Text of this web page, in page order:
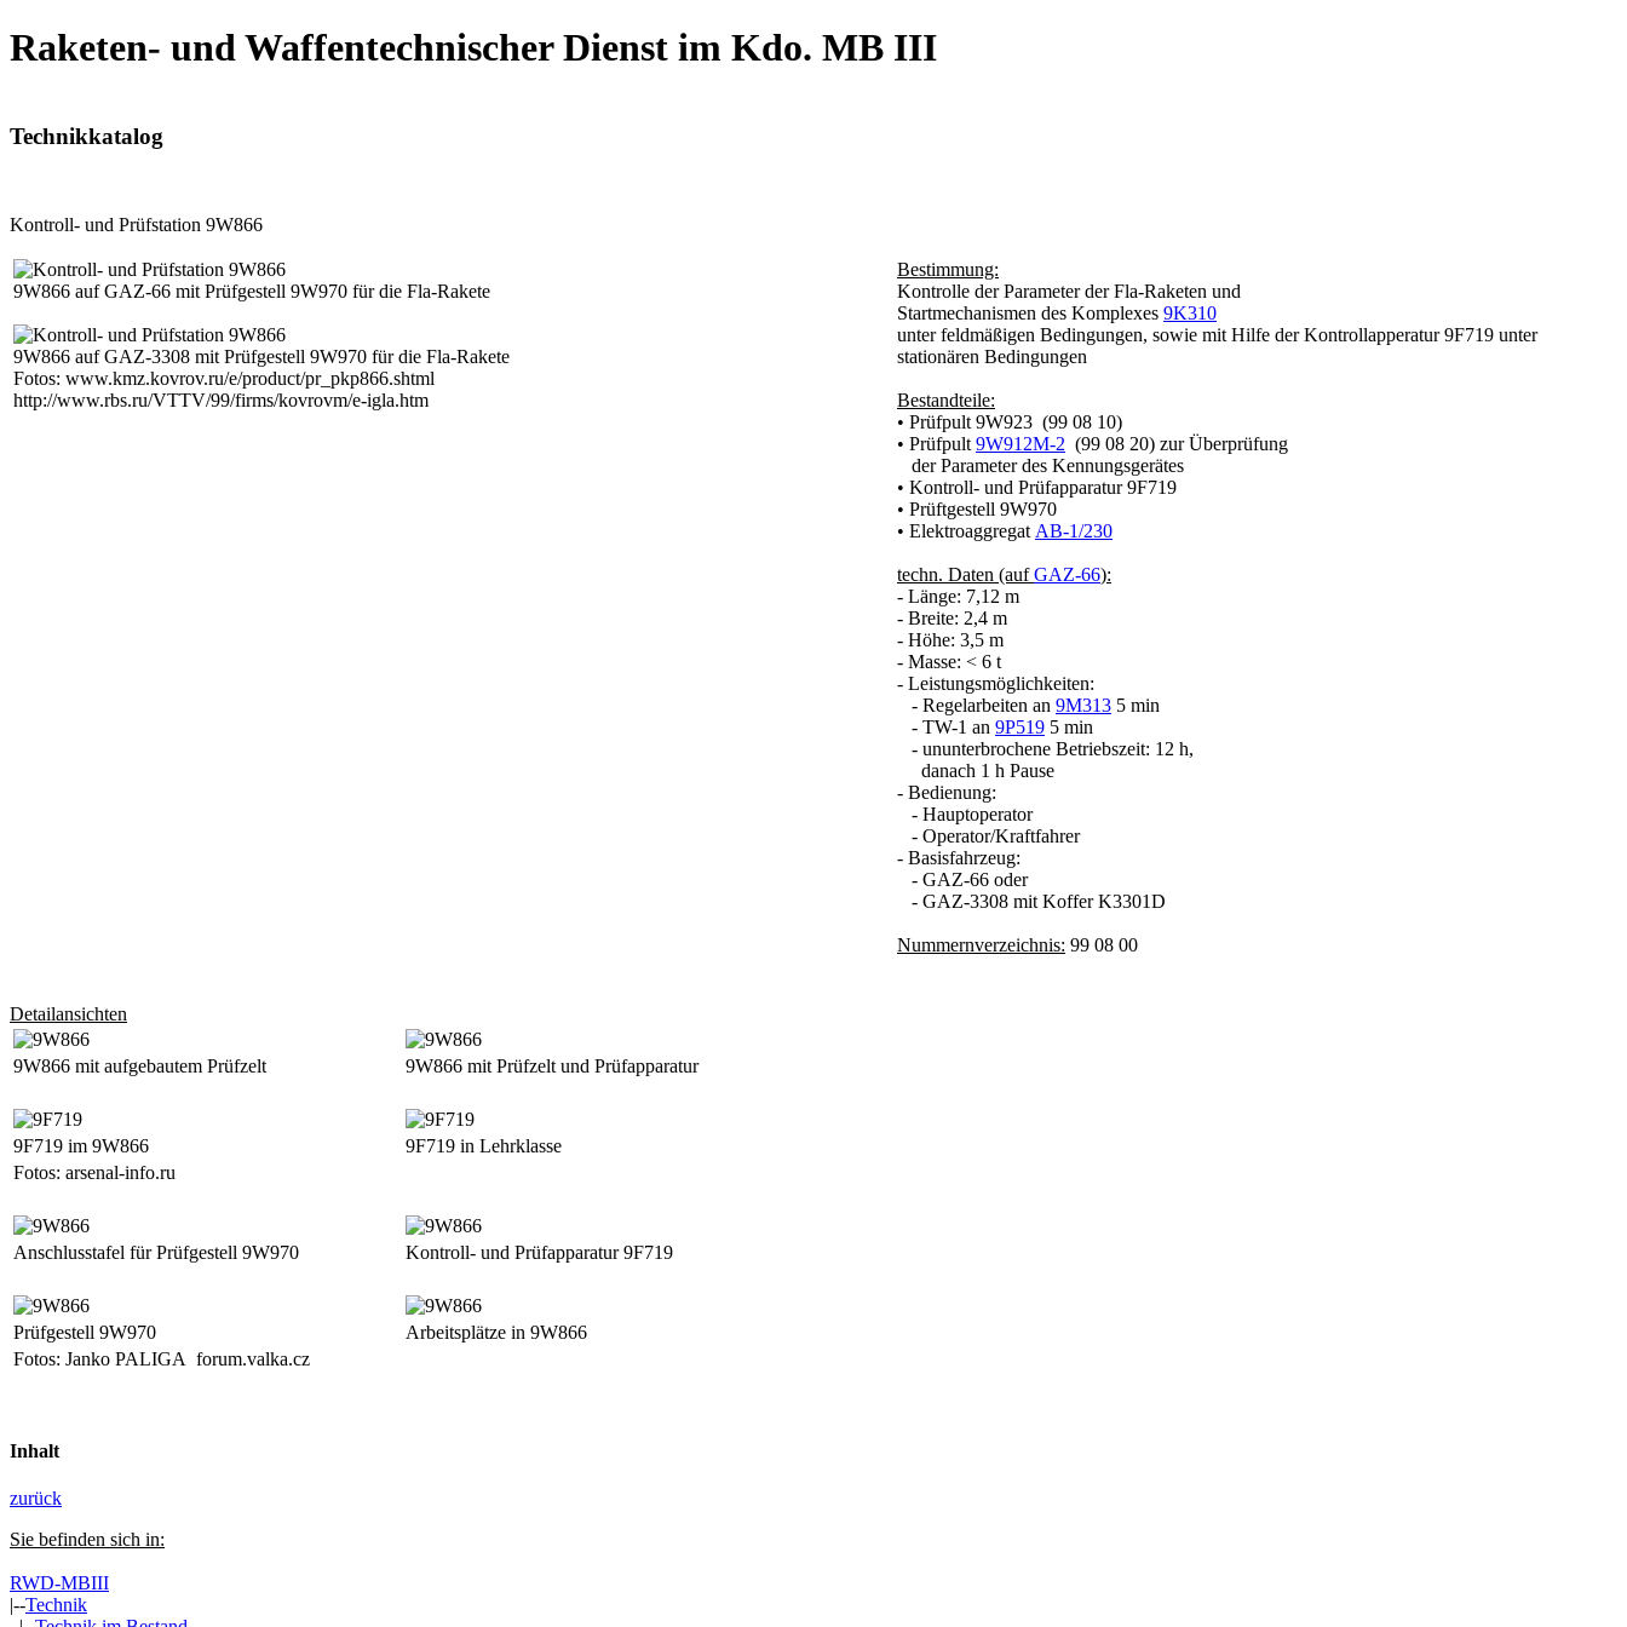
Raketen- und Waffentechnischer Dienst im Kdo. MB III
Technikkatalog
Kontroll- und Prüfstation 9W866
9W866 auf GAZ-66 mit Prüfgestell 9W970 für die Fla-Rakete
9W866 auf GAZ-3308 mit Prüfgestell 9W970 für die Fla-Rakete
Fotos: www.kmz.kovrov.ru/e/product/pr_pkp866.shtml
http://www.rbs.ru/VTTV/99/firms/kovrovm/e-igla.htm
Bestimmung:
Kontrolle der Parameter der Fla-Raketen und
Startmechanismen des Komplexes 9K310
unter feldmäßigen Bedingungen, sowie mit Hilfe der Kontrollapperatur 9F719 unter
stationären Bedingungen
Bestandteile:
• Prüfpult 9W923 (99 08 10)
• Prüfpult 9W912M-2 (99 08 20) zur Überprüfung
der Parameter des Kennungsgerätes
• Kontroll- und Prüfapparatur 9F719
• Prüftgestell 9W970
• Elektroaggregat AB-1/230
techn. Daten (aufGAZ-66):
- Länge: 7,12 m
- Breite: 2,4 m
- Höhe: 3,5 m
- Masse: < 6 t
- Leistungsmöglichkeiten:
- Regelarbeiten an 9M313 5 min
- TW-1 an 9P519 5 min
- ununterbrochene Betriebszeit: 12 h,
danach 1 h Pause
- Bedienung:
- Hauptoperator
- Operator/Kraftfahrer
- Basisfahrzeug:
- GAZ-66 oder
- GAZ-3308 mit Koffer K3301D
Nummernverzeichnis: 99 08 00
Detailansichten
9W866 mit aufgebautem Prüfzelt 9W866 mit Prüfzelt und Prüfapparatur
9F719 im 9W866
9F719 in Lehrklasse
Fotos: arsenal-info.ru
Anschlusstafel für Prüfgestell 9W970 Kontroll- und Prüfapparatur 9F719
Prüfgestell 9W970
Arbeitsplätze in 9W866
Fotos: Janko PALIGA forum.valka.cz
Inhalt
zurück
Sie befinden sich in:
RWD-MBIII
|--Technik